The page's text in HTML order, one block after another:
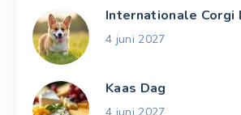
Internationale Corgi
4 juni 2027
Kaas Dag